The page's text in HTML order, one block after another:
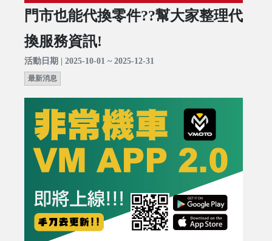
門市也能代換零件??幫大家整理代
換服務資訊!
活動日期 | 2025-10-01 ~ 2025-12-31
最新消息